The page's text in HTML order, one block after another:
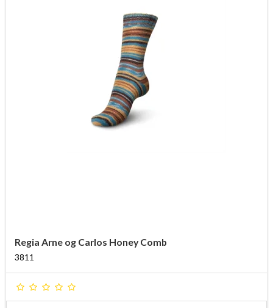
Regia Arne og Carlos Honey Comb
3811